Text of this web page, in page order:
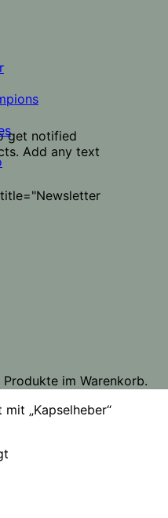
get notified
Add any text
im Warenkorb.
„Kapselheber“